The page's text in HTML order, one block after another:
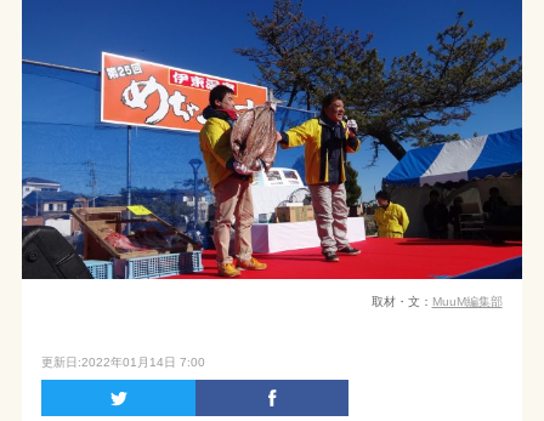
取材・文： MuuM編集部
更新日:2022年01月14日 7:00